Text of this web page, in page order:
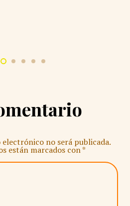
no será publicada.
están marcados con*